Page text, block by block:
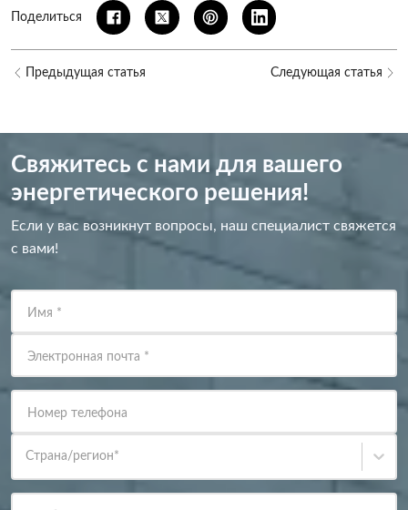
Поделиться
Предыдущая статья Следующая статья
Свяжитесь с нами для вашего
энергетического решения!
Если у вас возникнут вопросы, наш специалист свяжется
с вами!
Имя *
Электронная почта *
Номер телефона
Страна/регион*